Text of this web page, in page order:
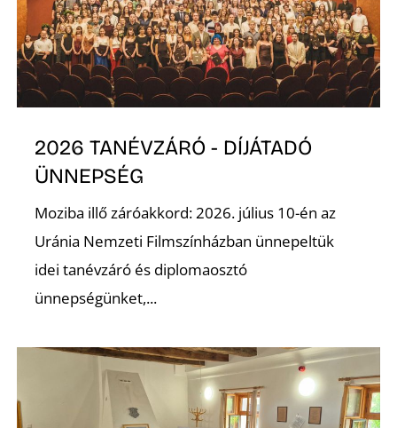
2026 TANÉVZÁRÓ - DÍJÁTADÓ
ÜNNEPSÉG
Moziba illő záróakkord: 2026. július 10-én az
Uránia Nemzeti Filmszínházban ünnepeltük
idei tanévzáró és diplomaosztó
ünnepségünket,...